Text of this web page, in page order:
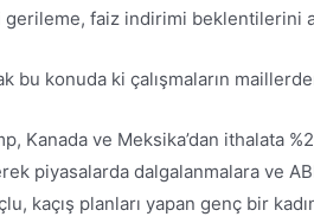
gerileme, faiz indirimi beklentilerini
bu konuda ki çalışmaların
Kanada ve Meksika’dan
piyasalarda dalgalanmalara ve
kaçış planları yapan genç bir